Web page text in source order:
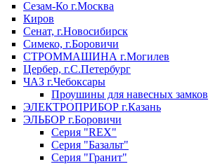
Сезам-Ко г.Москва
Киров
Сенат, г.Новосибирск
Симеко, г.Боровичи
СТРОММАШИНА г.Могилев
Цербер, г.С.Петербург
ЧАЗ г.Чебоксары
Проушины для навесных замков
ЭЛЕКТРОПРИБОР г.Казань
ЭЛЬБОР г.Боровичи
Серия "REX"
Серия "Базальт"
Серия "Гранит"